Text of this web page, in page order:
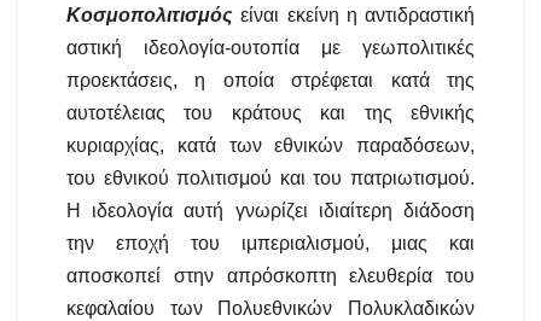
Κοσμοπολιτισμός είναι εκείνη η αντιδραστική
αστική ιδεολογία-ουτοπία με γεωπολιτικές
προεκτάσεις, η οποία στρέφεται κατά της
αυτοτέλειας του κράτους και της εθνικής
κυριαρχίας, κατά των εθνικών παραδόσεων,
του εθνικού πολιτισμού και του πατριωτισμού.
Η ιδεολογία αυτή γνωρίζει ιδιαίτερη διάδοση
την εποχή του ιμπεριαλισμού, μιας και
αποσκοπεί στην απρόσκοπτη ελευθερία του
κεφαλαίου των Πολυεθνικών Πολυκλαδικών